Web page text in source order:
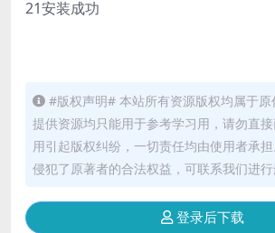
21安装成功
#版权声明# 本站所有资源版权均属于
提供资源均只能用于参考学习用，请勿直
用引起版权纠纷，一切责任均由使用者承
侵犯了原著者的合法权益，可联系我们进行
登录后下载